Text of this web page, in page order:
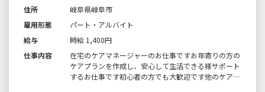
住所
岐阜県岐阜市
雇用形態
パート・アルバイト
給与
時給 1,400円
仕事内容
在宅のケアマネージャーのお仕事ですお年寄りの方の
ケアプランを作成し、安心して生活できる様サポート
するお仕事です初心者の方でも大歓迎です他のケアマ